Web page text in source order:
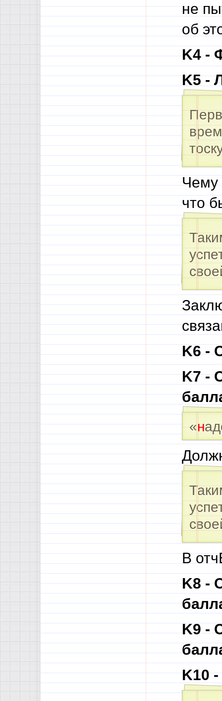
не
об
K4 -
K5 -
Чему
что
K6 -
K7 -
«н
В
K8 -
K9 -
K10